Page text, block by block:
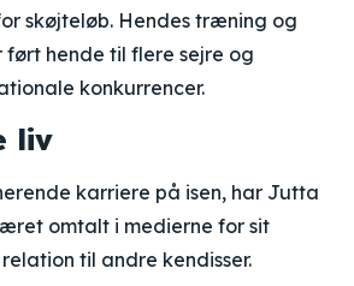
skøjteløb. Hendes træning og
hende til flere sejre og
konkurrencer.
liv
karriere på isen, har Jutta
omtalt i medierne for sit
til andre kendisser.